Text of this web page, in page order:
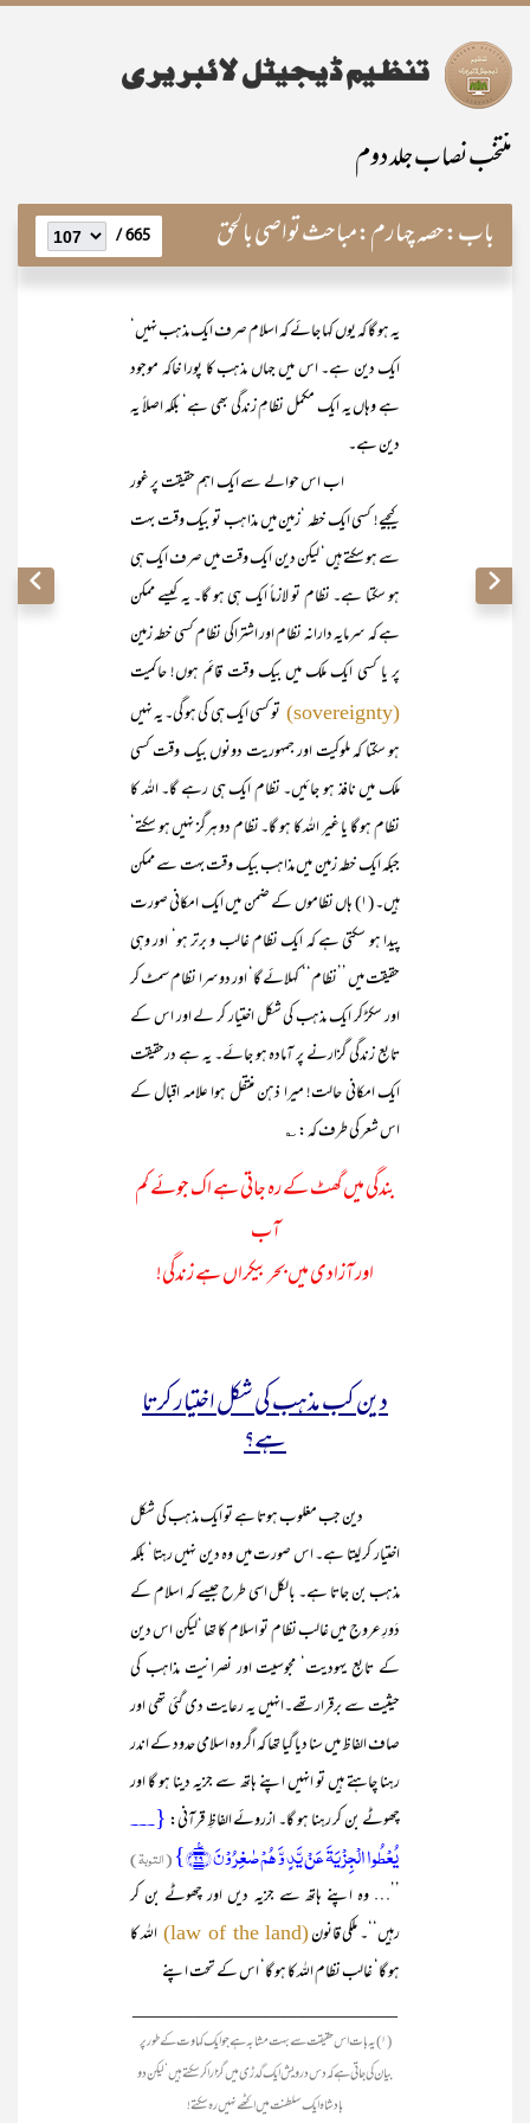
منتخب نصاب جلد دوم
باب:حصہ چہارم:مباحث تواصی بالحق 665 /
یہ ہو گا کہ یوں کہا جائے کہ اسلام صرف ایک مذہب نہیں‘
ایک دین ہے۔ اس میں جہاں مذہب کا پورا خاکہ موجود
ہے وہاں یہ ایک مکمل نظامِ زندگی بھی ہے‘ بلکہ اصلاً یہ
دین ہے۔
اب اس حوالے سے ایک اہم حقیقت پر غور
کیجیے! کسی ایک خطہ ‘زمین میں مذاہب تو بیک وقت بہت
سے ہو سکتے ہیں‘ لیکن دین ایک وقت میں صرف ایک ہی
ہو سکتا ہے۔ نظام تو لازماً ایک ہی ہو گا۔ یہ کیسے ممکن
ہے کہ سرمایہ دارانہ نظام اور اشتراکی نظام کسی خطہ زمین
پر یا کسی ایک ملک میں بیک وقت قائم ہوں! حاکمیت
(sovereignty)
تو کسی ایک ہی کی ہو گی۔ یہ نہیں
ہو سکتا کہ ملوکیت اور جمہوریت دونوں بیک وقت کسی
ملک میں نافذ ہو جائیں۔ نظام ایک ہی رہے گا۔ اللہ کا
نظام ہو گا یا غیر اللہ کا ہو گا۔ نظام دو ہرگز نہیں ہو سکتے‘
جبکہ ایک خطہ زمین میں مذاہب بیک وقت بہت سے ممکن
ہیں۔ (۱) ہاں نظاموں کے ضمن میں ایک امکانی صورت
پیدا ہو سکتی ہے کہ ایک نظام غالب و برتر ہو‘ اور وہی
حقیقت میں ’’نظام‘‘ کہلائے گا‘ اور دوسرا نظام سمٹ کر
اور سکڑ کر ایک مذہب کی شکل اختیار کر لے اور اس کے
تابع زندگی گزارنے پر آمادہ ہو جائے۔ یہ ہے درحقیقت
ایک امکانی حالت! میرا ذہن منتقل ہوا علامہ اقبال کے
اس شعر کی طرف کہ : ؎
بندگی میں گھٹ کے رہ جاتی ہے اک جوئے کم
آب
اور آزادی میں بحر بیکراں ہے زندگی!
دین کب مذہب کی شکل اختیار کرتا
ہے؟
دین جب مغلوب ہوتا ہے تو ایک مذہب کی شکل
اختیار کر لیتا ہے۔ اس صورت میں وہ دین نہیں رہتا‘ بلکہ
مذہب بن جاتا ہے۔ بالکل اسی طرح جیسے کہ اسلام کے
دَورِ عروج میں غالب نظام تو اسلام کا تھا ‘لیکن اس دین
کے تابع یہودیت‘ مجوسیت اور نصرانیت مذاہب کی
حیثیت سے برقرار تھے۔انہیں یہ رعایت دی گئی تھی اور
صاف الفاظ میں سنا دیا گیا تھا کہ اگر وہ اسلامی حدود کے اندر
رہنا چاہتے ہیں تو انہیں اپنے ہاتھ سے جزیہ دینا ہو گا اور
چھوٹے بن کر رہنا ہو گا۔ ازروئے الفاظِ قرآنی:{۔۔۔
یُعۡطُوا الۡجِزۡیَۃَ عَنۡ ‌یَّدٍ وَّ ہُمۡ صٰغِرُوۡنَ ﴿٪۲۹﴾}
(التوبۃ)
’’… وہ اپنے ہاتھ سے جزیہ دیں اور چھوٹے بن کر
رہیں‘‘۔ ملکی قانون(law of the land)
اللہ کا
ہو گا‘ غالب نظام اللہ کا ہو گا‘ اس کے تحت اپنے
____________________________
(۱) یہ بات اس حقیقت سے بہت مشابہ ہے جو ایک کہاوت کے طور پر
بیان کی جاتی ہے کہ دس درویش ایک گدڑی میں گزارا کر سکتے ہیں ‘لیکن دو
بادشاہ ایک سلطنت میں اکٹھے نہیں رہ سکتے!